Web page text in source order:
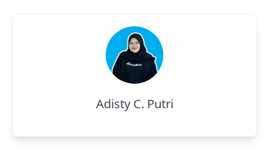
Adisty C. Putri